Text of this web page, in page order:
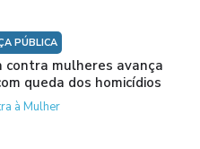
PÚBLICA
contra mulheres avança
queda dos homicídios
à Mulher